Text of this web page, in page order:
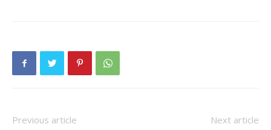
Previous article Next article